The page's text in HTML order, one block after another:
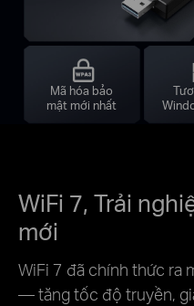
Mã hóa bảo
mật mới nhất
WiFi 7, Trải
mới
WiFi 7 đã chính thức ra
— tăng tốc độ truyền,